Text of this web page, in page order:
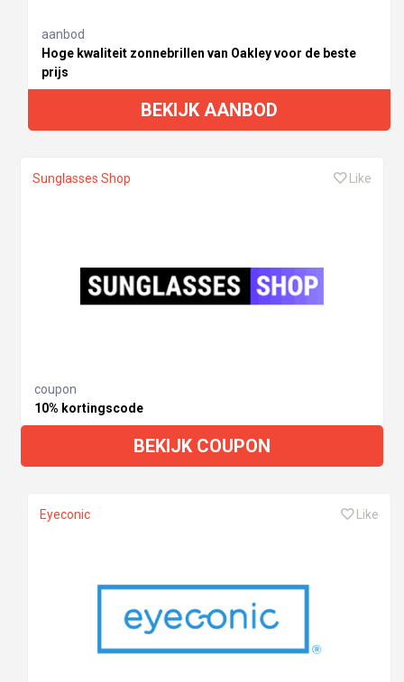
aanbod
Hoge kwaliteit zonnebrillen van Oakley voor de beste
prijs
BEKIJK AANBOD
Sunglasses Shop Like
coupon
10% kortingscode
BEKIJK COUPON
Eyeconic Like